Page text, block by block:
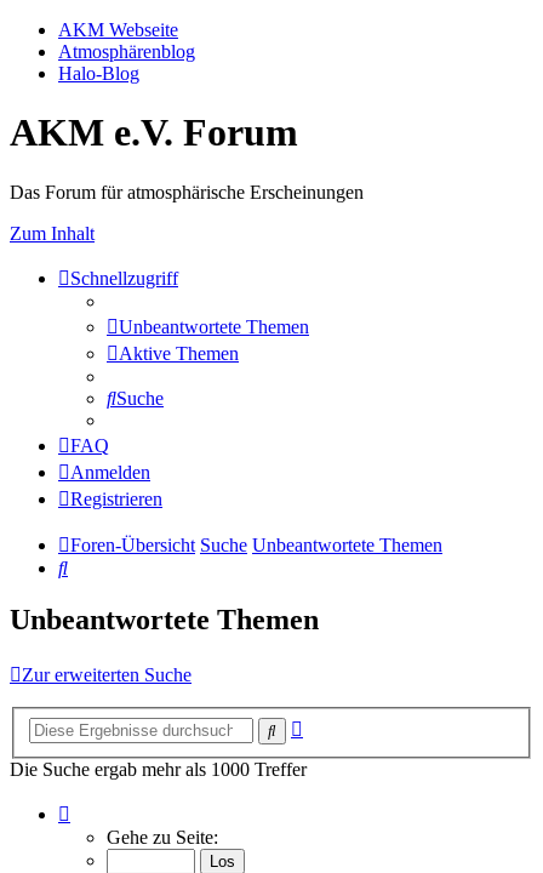
AKM Webseite
Atmosphärenblog
Halo-Blog
AKM e.V. Forum
Das Forum für atmosphärische Erscheinungen
Zum Inhalt
Schnellzugriff
Unbeantwortete Themen
Aktive Themen
Suche
FAQ
Anmelden
Registrieren
Foren-Übersicht Suche Unbeantwortete Themen
Suche
Unbeantwortete Themen
Zur erweiterten Suche
Suche
Die Suche ergab mehr als 1000 Treffer
von
Gehe zu Seite: